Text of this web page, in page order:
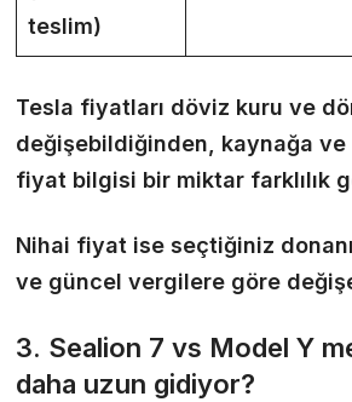
teslim)
Tesla fiyatları döviz kuru ve
değişebildiğinden, kaynağa ve
fiyat bilgisi bir miktar farklılık
Nihai fiyat ise seçtiğiniz
ve güncel vergilere göre
3. Sealion 7 vs Model Y
daha uzun gidiyor?